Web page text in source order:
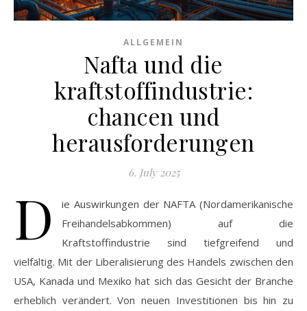
ALLGEMEIN
Nafta und die
kraftstoffindustrie:
chancen und
herausforderungen
6. July 2025
D
ie Auswirkungen der NAFTA (Nordamerikanische
Freihandelsabkommen) auf die
Kraftstoffindustrie sind tiefgreifend und
vielfältig. Mit der Liberalisierung des Handels zwischen den
USA, Kanada und Mexiko hat sich das Gesicht der Branche
erheblich verändert. Von neuen Investitionen bis hin zu